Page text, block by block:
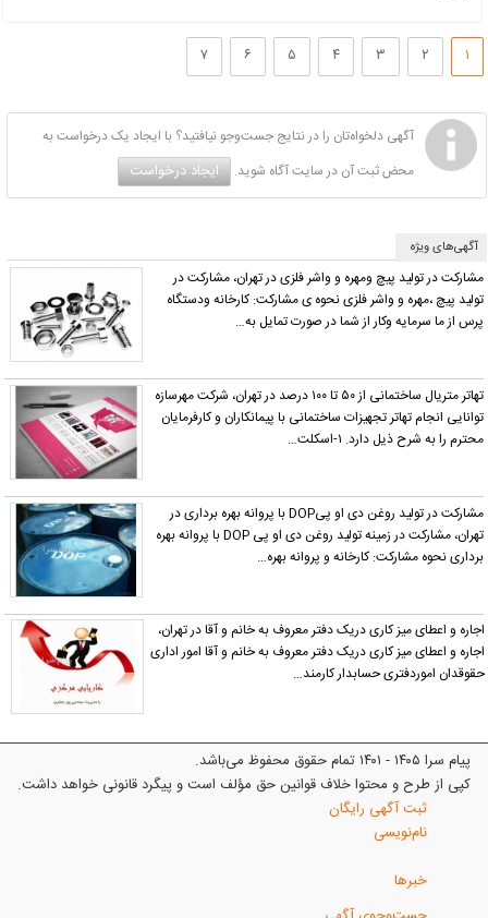
۲ ۳ ۴ ۵ ۶ ۷
آگهی دلخواه‌تان را در نتایج جست‌وجو نیافتید؟ با ایجاد یک درخواست به
محض ثبت آن در سایت آگاه شوید. ایجاد درخواست
آگهی‌های ویژه
مشارکت در تولید پیچ ومهره و واشر فلزی در تهران، مشارکت در
تولید پیچ ،مهره و واشر فلزی نحوه ی مشارکت: کارخانه ودستگاه
پرس از ما سرمایه وکار از شما در صورت تمایل به…
تهاتر متریال ساختمانی از ۵۰ تا ۱۰۰ درصد در تهران، شرکت مهرسازه
توانایی انجام تهاتر تجهیزات ساختمانی با پیمانکاران و کارفرمایان
محترم را به شرح ذیل دارد. ۱-اسکلت…
مشارکت در تولید روغن دی او پیDOP با پروانه بهره برداری در
تهران، مشارکت در زمینه تولید روغن دی او پی DOP با پروانه بهره
برداری نحوه مشارکت: کارخانه و پروانه بهره…
اجاره و اعطای میز کاری دریک دفتر معروف به خانم و آقا در تهران،
اجاره و اعطای میز کاری دریک دفتر معروف به خانم و آقا امور اداری
حقوقدان اموردفتری حسابدار کارمند…
پیام سرا ۱۴۰۵ - ۱۴۰۱ تمام حقوق محفوظ می‌باشد.
کپی از طرح و محتوا خلاف قوانین حق مؤلف است و پیگرد قانونی خواهد داشت.
ثبت آگهی رایگان
نام‌نویسی
خبرها